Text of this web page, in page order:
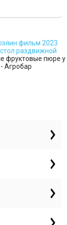
фильм 2023
стол раздвижной
фруктовые пюре у
- Агробар